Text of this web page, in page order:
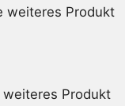
weiteres Produkt
Produkt